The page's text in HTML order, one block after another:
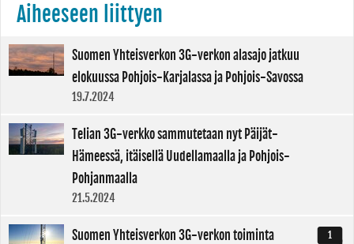
Aiheeseen liittyen
Suomen Yhteisverkon 3G-verkon alasajo jatkuu
elokuussa Pohjois-Karjalassa ja Pohjois-Savossa
19.7.2024
Telian 3G-verkko sammutetaan nyt Päijät-
Hämeessä, itäisellä Uudellamaalla ja Pohjois-
Pohjanmaalla
21.5.2024
1
Suomen Yhteisverkon 3G-verkon toiminta